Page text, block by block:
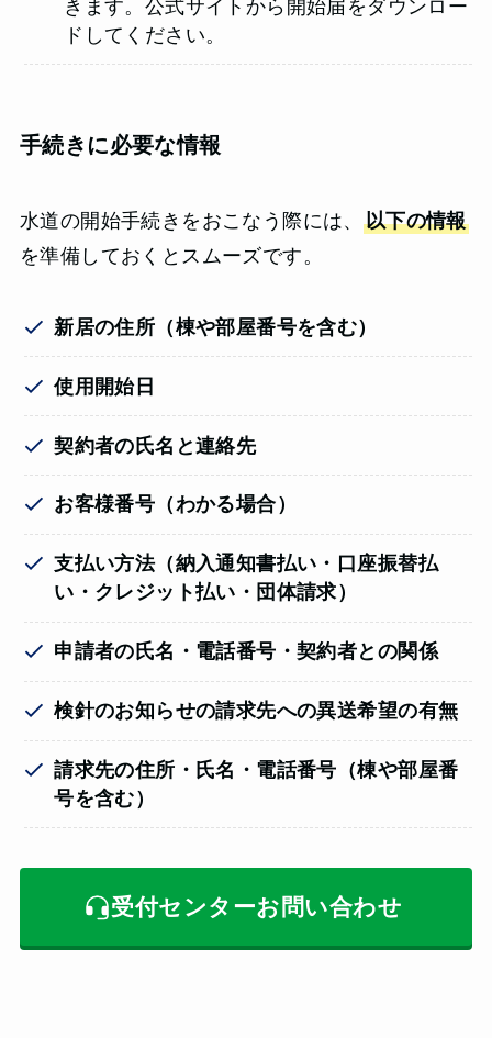
きます。公式サイトから開始届をダウンロー
ドしてください。
手続きに必要な情報
水道の開始手続きをおこなう際には、 以下の情報
を準備しておくとスムーズです。
新居の住所（棟や部屋番号を含む）
使用開始日
契約者の氏名と連絡先
お客様番号（わかる場合）
支払い方法（納入通知書払い・口座振替払
い・クレジット払い・団体請求）
申請者の氏名・電話番号・契約者との関係
検針のお知らせの請求先への異送希望の有無
請求先の住所・氏名・電話番号（棟や部屋番
号を含む）
受付センターお問い合わせ